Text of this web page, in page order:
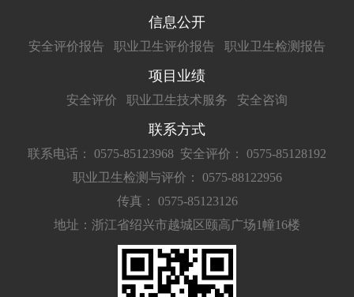
信息公开
安全评价报告 职业卫生评价报告 职业卫生检测报告
项目业绩
安全评价 职业卫生技术服务 安全咨询
联系方式
联系电话： 0575-85123968 安全评价： 0575-85128192
职业卫生检测与评价： 0575-88122956
传真： 0575-85123126
地址：浙江省绍兴市越城区颐高广场1幢16楼